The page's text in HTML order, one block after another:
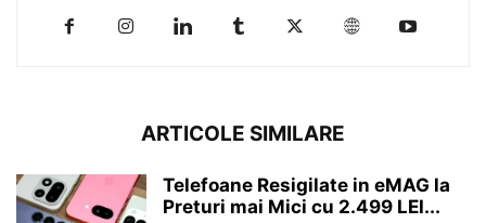
ARTICOLE SIMILARE
Telefoane Resigilate in eMAG la
Preturi mai Mici cu 2.499 LEI...